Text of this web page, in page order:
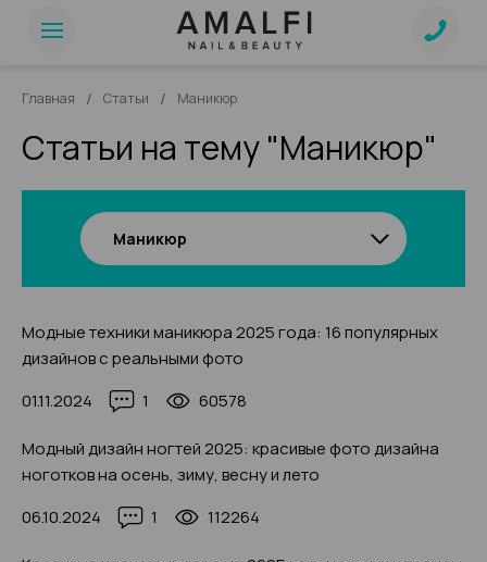
Главная / Статьи / Маникюр
Статьи на тему "Маникюр"
Маникюр
Модные техники маникюра 2025 года: 16 популярных
дизайнов с реальными фото
01.11.2024
1 60578
Модный дизайн ногтей 2025: красивые фото дизайна
ноготков на осень, зиму, весну и лето
06.10.2024
1 112264